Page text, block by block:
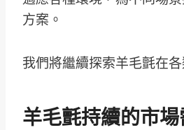
方案。
我們將繼續探索羊毛氈在
羊毛氈持續的市